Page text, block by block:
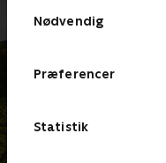
Nødvendig
Præferencer
Statistik